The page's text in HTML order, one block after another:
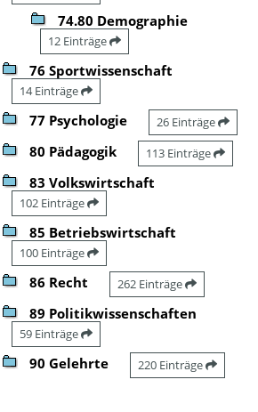
74.80 Demographie
12 Einträge
76 Sportwissenschaft
14 Einträge
77 Psychologie 26 Einträge
80 Pädagogik 113 Einträge
83 Volkswirtschaft
102 Einträge
85 Betriebswirtschaft
100 Einträge
86 Recht 262 Einträge
89 Politikwissenschaften
59 Einträge
90 Gelehrte 220 Einträge